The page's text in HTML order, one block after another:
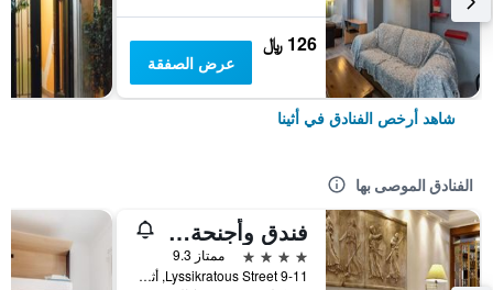
126 ﷼
عرض الصفقة
شاهد أرخص الفنادق في أثينا
الفنادق الموصى بها
فندق وأجنحة آفا
4 نجوم
ممتاز 9.3
9-11 Lyssikratous Street, أثينا, اليونان